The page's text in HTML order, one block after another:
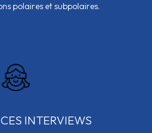
polaires et subpolaires.
INTERVIEWS